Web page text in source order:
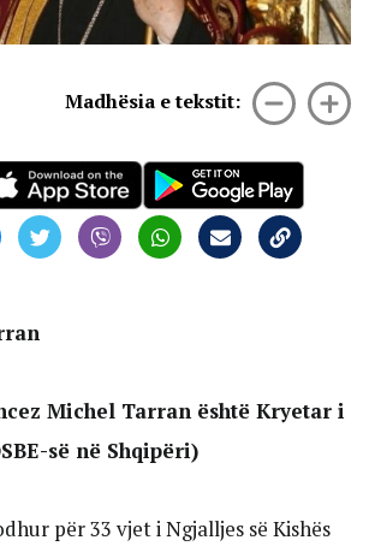
Madhësia e tekstit:
Michel Tarran është Kryetar i
së në Shqipëri)
për 33 vjet i Ngjalljes së Kishës